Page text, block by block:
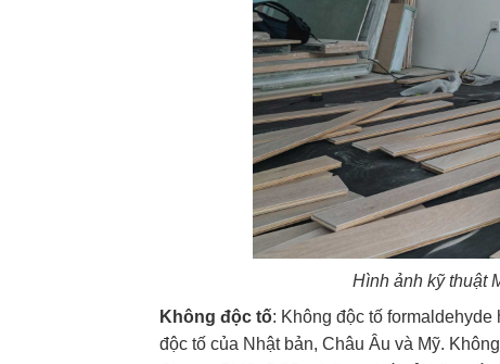
Hình ảnh kỹ thuật
Không độc tố: Không độc tố
độc tố của Nhật bản, Châu Âu và Mỹ.